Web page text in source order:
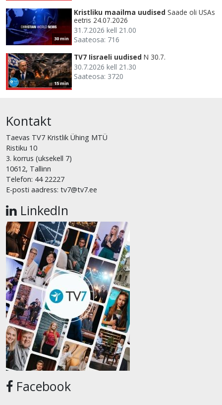
30 min
Kristliku maailma uudised Saade oli USAs
eetris 24.07.2026
31.7.2026 kell 21.00
Saateosa: 716
15 min
TV7 Iisraeli uudised N 30.7.
30.7.2026 kell 21.30
Saateosa: 3720
Kontakt
Taevas TV7 Kristlik Ühing MTÜ
Ristiku 10
3. korrus (uksekell 7)
10612, Tallinn
Telefon: 44 22227
E-posti aadress: tv7@tv7.ee
LinkedIn
Facebook